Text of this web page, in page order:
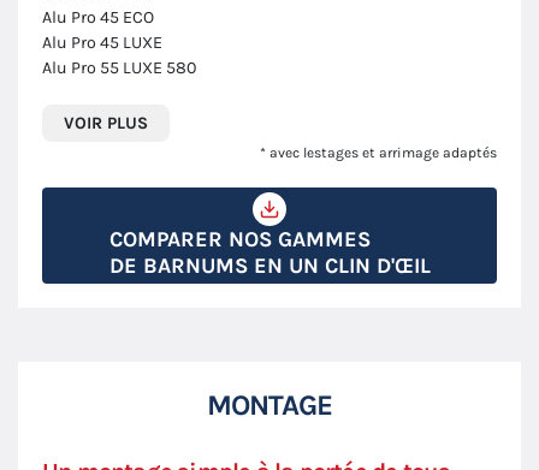
Alu Pro 45 ECO
Alu Pro 45 LUXE
Alu Pro 55 LUXE 580
VOIR PLUS
* avec lestages et arrimage adaptés
COMPARER NOS GAMMES
DE BARNUMS EN UN CLIN D'ŒIL
MONTAGE